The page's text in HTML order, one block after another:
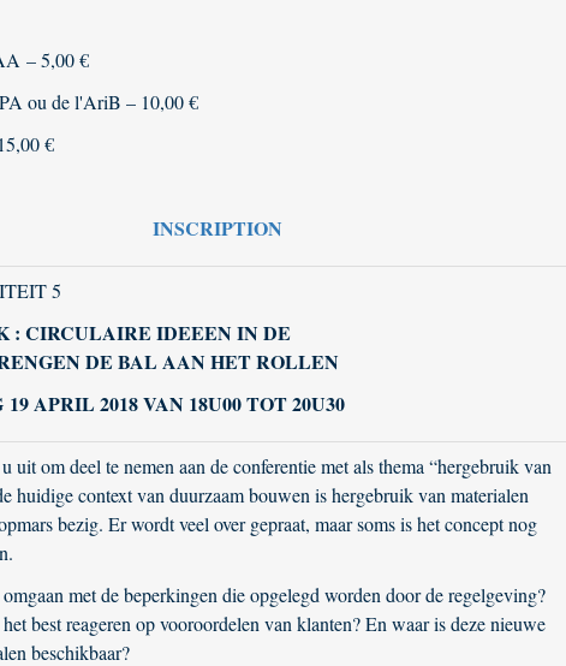
– 5,00 €
ou de l'AriB – 10,00 €
€
INSCRIPTION
5
: CIRCULAIRE IDEEEN IN DE
DE BAL AAN HET ROLLEN
APRIL 2018 VAN 18U00 TOT 20U30
om deel te nemen aan de conferentie met als thema “hergebruik van
huidige context van duurzaam bouwen is hergebruik van materialen
bezig. Er wordt veel over gepraat, maar soms is het concept nog
met de beperkingen die opgelegd worden door de regelgeving?
best reageren op vooroordelen van klanten? En waar is deze nieuwe
beschikbaar?